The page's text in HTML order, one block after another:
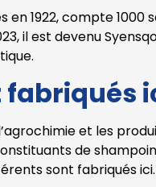
1922, compte 1000
il est devenu
et les
de
sont fabriqués ici.